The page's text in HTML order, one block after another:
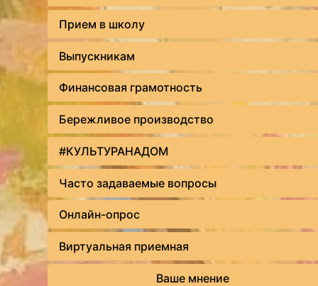
Прием в школу
Выпускникам
Финансовая грамотность
Бережливое производство
#КУЛЬТУРАНАДОМ
Часто задаваемые вопросы
Онлайн-опрос
Виртуальная приемная
Ваше мнение